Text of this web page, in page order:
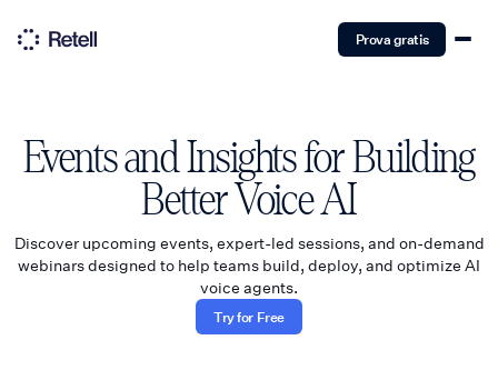
Prova gratis
Events and Insights for Building
Better Voice AI
Discover upcoming events, expert-led sessions, and on-demand
webinars designed to help teams build, deploy, and optimize AI
voice agents.
Try for Free